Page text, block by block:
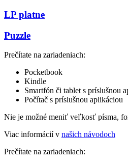
LP platne
Puzzle
Prečítate na zariadeniach:
Pocketbook
Kindle
Smartfón či tablet s príslušnou
Počítač s príslušnou aplikáciou
Nie je možné meniť veľkosť písma,
Viac informácií v našich návodoch
Prečítate na zariadeniach: